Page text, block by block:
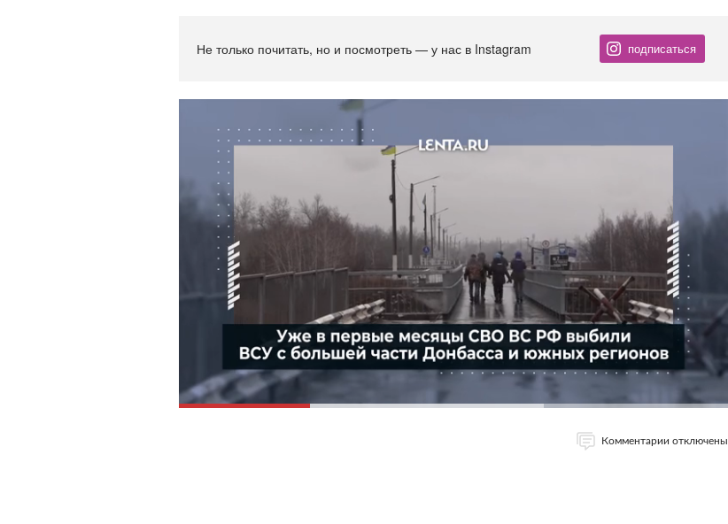
Не только почитать, но и посмотреть — у нас в Instagram подписаться
Комментарии отключены